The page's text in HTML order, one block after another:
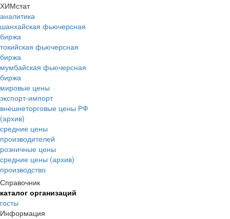
ХИМстат
аналитика
шанхайская фьючерсная
биржа
токийская фьючерсная
биржа
мумбайская фьючерсная
биржа
мировые цены
экспорт-импорт
внешнеторговые цены РФ
(архив)
средние цены
производителей
розничные цены
средние цены (архив)
производство
Справочник
каталог организаций
госты
Информация